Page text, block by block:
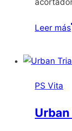
Leer más
PS Vita